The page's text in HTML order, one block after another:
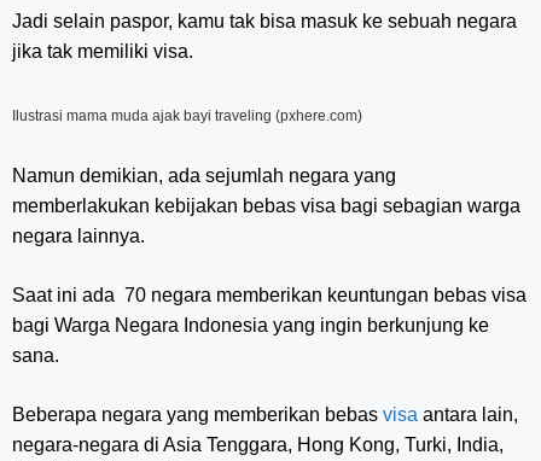
Jadi selain paspor, kamu tak bisa masuk ke sebuah negara
jika tak memiliki visa.
Ilustrasi mama muda ajak bayi traveling (pxhere.com)
Namun demikian, ada sejumlah negara yang
memberlakukan kebijakan bebas visa bagi sebagian warga
negara lainnya.
Saat ini ada 70 negara memberikan keuntungan bebas visa
bagi Warga Negara Indonesia yang ingin berkunjung ke
sana.
Beberapa negara yang memberikan bebas visa antara lain,
negara-negara di Asia Tenggara, Hong Kong, Turki, India,